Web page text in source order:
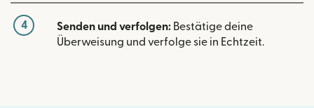
4 Senden und verfolgen: Bestätige deine
Überweisung und verfolge sie in Echtzeit.